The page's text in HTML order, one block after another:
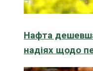
Нафта
надіях щодо